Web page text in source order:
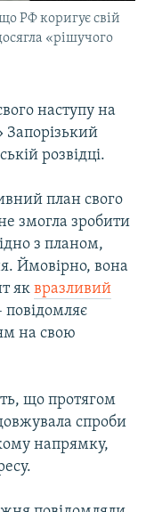
РФ коригує свій
«рішучого
наступу на
Запорізький
розвідці.
план свого
змогла зробити
з планом,
Ймовірно, вона
як вразливий
повідомляє
на свою
що протягом
спроби
напрямку,